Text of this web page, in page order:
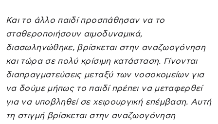
Και το άλλο παιδί προσπάθησαν να το
σταθεροποιήσουν αιμοδυναμικά,
διασωληνώθηκε, βρίσκεται στην αναζωογόνηση
και τώρα σε πολύ κρίσιμη κατάσταση. Γίνονται
διαπραγματεύσεις μεταξύ των νοσοκομείων για
να δούμε μήπως το παιδί πρέπει να μεταφερθεί
για να υποβληθεί σε χειρουργική επέμβαση. Αυτή
τη στιγμή βρίσκεται στην αναζωογόνηση